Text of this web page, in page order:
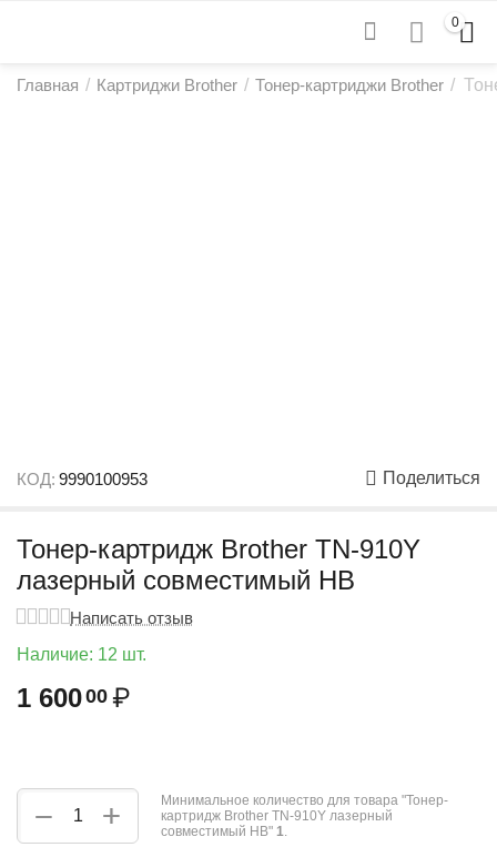
0
Главная / Картриджи Brother / Тонер-картриджи Brother /
КОД: 9990100953 Поделиться
Тонер-картридж Brother TN-910Y
лазерный совместимый HB
Написать отзыв
Наличие: 12 шт.
1 60000 ₽
+
−
Минимальное количество для товара "Тонер-
картридж Brother TN-910Y лазерный
совместимый HB" 1.